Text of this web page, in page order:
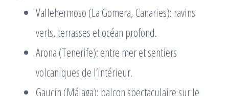
Vallehermoso (La Gomera, Canaries): ravins
verts, terrasses et océan profond.
Arona (Tenerife): entre mer et sentiers
volcaniques de l’intérieur.
Gaucín (Málaga): balcon spectaculaire sur le